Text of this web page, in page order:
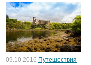
09.10.2016 Путешествия